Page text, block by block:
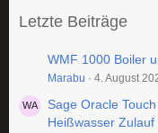
Letzte Beiträge
WMF 1000 Boiler
Marabu 4. August
Sage Oracle
Heißwasser Zulauf